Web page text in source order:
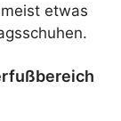
etwas